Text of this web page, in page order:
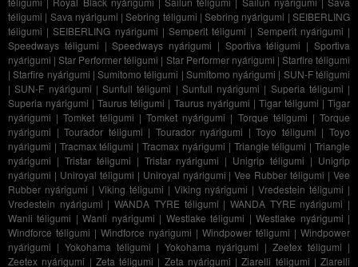
téligumi | Sava nyárigumi |Sebring téligumi |Sebring nyárigumi |SEIBERLING
téligumi |SEIBERLING nyárigumi |Semperit téligumi | Semperit nyárigumi |
Speedways téligumi |Speedways nyárigumi | Sportiva téligumi |Sportiva
nyárigumi |Star Performer téligumi | Star Performer nyárigumi | Starfire téligumi
|Starfire nyárigumi |Sumitomo téligumi | Sumitomo nyárigumi | SUN-F téligumi
|SUN-F nyárigumi | Sunfull téligumi | Sunfull nyárigumi | Superia téligumi |
Superia nyárigumi |Taurus téligumi | Taurus nyárigumi | Tigar téligumi |Tigar
nyárigumi |Tomket téligumi | Tomket nyárigumi | Torque téligumi |Torque
nyárigumi |Tourador téligumi | Tourador nyárigumi |Toyo téligumi |Toyo
nyárigumi | Tracmax téligumi |Tracmax nyárigumi | Triangle téligumi |Triangle
nyárigumi | Tristar téligumi | Tristar nyárigumi | Unigrip téligumi | Unigrip
nyárigumi | Uniroyal téligumi | Uniroyal nyárigumi |Vee Rubber téligumi |Vee
Rubber nyárigumi | Viking téligumi | Viking nyárigumi |Vredestein téligumi |
Vredestein nyárigumi |WANDA TYRE téligumi | WANDA TYRE nyárigumi |
Wanli téligumi |Wanli nyárigumi | Westlake téligumi |Westlake nyárigumi |
Windforce téligumi | Windforce nyárigumi | Windpower téligumi | Windpower
nyárigumi | Yokohama téligumi | Yokohama nyárigumi |Zeetex téligumi |
Zeetex nyárigumi | Zeta téligumi | Zeta nyárigumi |Ziarelli téligumi | Ziarelli